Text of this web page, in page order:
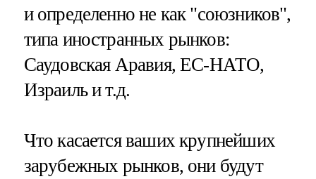
и определенно не как "союзников",
типа иностранных рынков:
Саудовская Аравия, ЕС-НАТО,
Израиль и т.д.
Что касается ваших крупнейших
зарубежных рынков, они будут